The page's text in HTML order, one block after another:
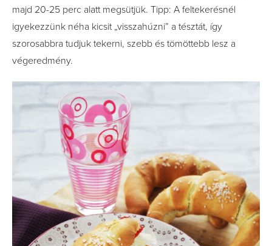
majd 20-25 perc alatt megsütjük. Tipp: A feltekerésnél
igyekezzünk néha kicsit „visszahúzni” a tésztát, így
szorosabbra tudjuk tekerni, szebb és tömöttebb lesz a
végeredmény.